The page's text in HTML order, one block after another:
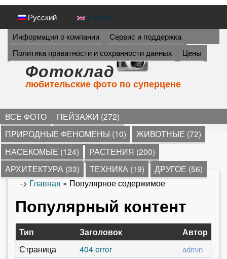
Перейти
к
основному
содержанию
Русский English
И
Н
Ф
О
И
Я
Информация о компании
Сервис и поддержка
Политика приватности и сохранности данных
Цены
Фотоклад
любительские фото по суперцене
ВСЕ ФОТО
ПЕЙЗАЖИ (272)
ПРИРОДНЫЕ ФЕНОМЕНЫ (10)
ЖИВОТНЫЕ (72)
НАСЕКОМЫЕ (124)
РАСТЕНИЯ (200)
АРХИТЕКТУРА (33)
ТЕХНИКА (19) ДРУГОЕ (56)
Популярное содержимое(
а
к
т
а
Популярное сегодня содержимое
ы
з
д
-> Главная » Популярное содержимое
Популярный контент
Тип Заголовок Автор
Страница 404 error admin